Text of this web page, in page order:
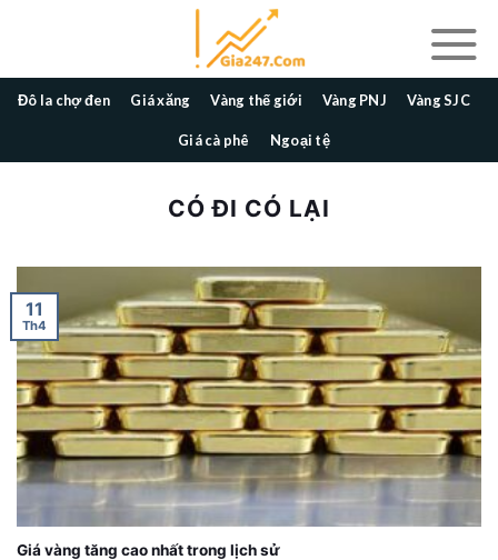
Đô la chợ đen Giá xăng Vàng thế giới Vàng PNJ Vàng SJC
Giá cà phê Ngoại tệ
CÓ ĐI CÓ LẠI
Giá vàng tăng cao nhất trong lịch sử
11
Th4